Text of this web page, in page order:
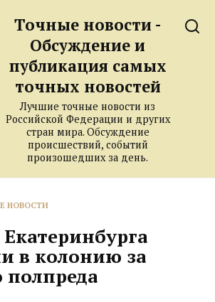
Точные новости -
Обсуждение и
публикация самых
точных новостей
Лучшие точные новости из
Российской Федерации и других
стран мира. Обсуждение
происшествий, событий
произошедших за день.
НОВОСТИ
Екатеринбурга
в колонию за
полпреда